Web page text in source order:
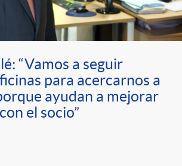
“Vamos a seguir
para acercarnos a
ayudan a mejorar
el socio”